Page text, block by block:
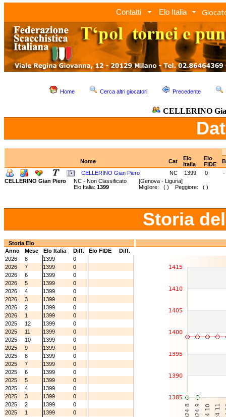
Contatti Elo Italia
Home Cerca altri giocatori Precedente
CELLERINO
Nome Cat
Elo
Italia
Elo
FIDE
CELLERINO Gian Piero
NC 1399 0
-
CELLERINO Gian Piero
NC - Non Classificato [Genova - Liguria]
Elo Italia: 1399 Migliore: ( ) Peggiore: ( )
Storia
Storia Elo
Anno
Mese Elo Italia Diff. Elo FIDE
Diff.
2026
8 1399
0
2026
7 1399
0
2026
6 1399
0
2026
5 1399
0
2026
4 1399
0
2026
3 1399
0
2026
2 1399
0
2026
1 1399
0
2025
12 1399
0
2025
11 1399
0
2025
10 1399
0
2025
9 1399
0
2025
8 1399
0
2025
7 1399
0
2025
6 1399
0
2025
5 1399
0
2025
4 1399
0
2025
3 1399
0
2025
2 1399
0
2025
1 1399
0